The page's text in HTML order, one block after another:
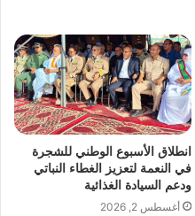
انطلاق الأسبوع الوطني للشجرة
في النعمة لتعزيز الغطاء النباتي
ودعم السيادة الغذائية
أغسطس 2, 2026